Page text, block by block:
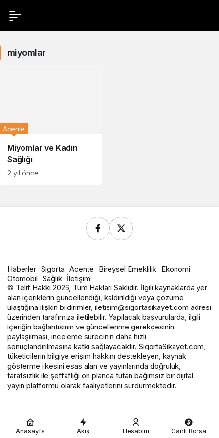
miyomlar
Miyomlar ve Kadın
Sağlığı
Acente
2 yıl önce
Anasayfa Akış Hesabım Canlı Borsa
Haberler Sigorta Acente Bireysel Emeklilik Ekonomi
Otomobil Sağlık İletişim
© Telif Hakkı 2026, Tüm Hakları Saklıdır. İlgili kaynaklarda yer
alan içeriklerin güncellendiği, kaldırıldığı veya çözüme
ulaştığına ilişkin bildirimler, iletisim@sigortasikayet.com adresi
üzerinden tarafımıza iletilebilir. Yapılacak başvurularda, ilgili
içeriğin bağlantısının ve güncellenme gerekçesinin
paylaşılması, inceleme sürecinin daha hızlı
sonuçlandırılmasına katkı sağlayacaktır. SigortaSikayet.com,
tüketicilerin bilgiye erişim hakkını destekleyen, kaynak
gösterme ilkesini esas alan ve yayınlarında doğruluk,
tarafsızlık ile şeffaflığı ön planda tutan bağımsız bir dijital
yayın platformu olarak faaliyetlerini sürdürmektedir.